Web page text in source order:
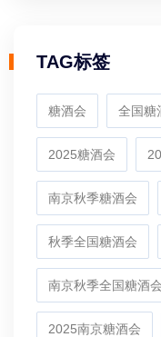
TAG标签
糖酒会 全国糖
2025糖酒会
南京秋季糖酒会
秋季全国糖酒会
南京秋季全国糖酒会
2025南京糖酒会